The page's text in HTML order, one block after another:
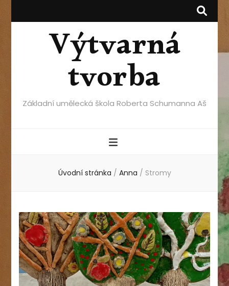
Výtvarná
tvorba
Základní umělecká škola Roberta Schumanna Aš
Úvodní stránka / Anna / Stromy